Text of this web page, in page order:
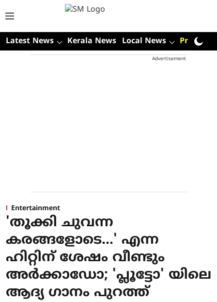
Latest News Kerala News Local News Premium
Advertisement
Entertainment
'തൂക്കി ചുവന്ന
കരങ്ങളോടെ...' എന്ന
ഹിറ്റിന് ശേഷം വീണ്ടും
അർക്കാഡോ; 'പ്ലൂട്ടോ' യിലെ
ആദ്യ ​ഗാനം പുറത്ത്